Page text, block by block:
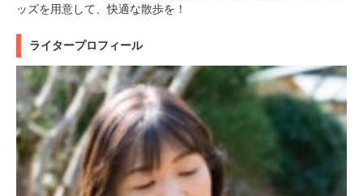
ッズを用意して、快適な散歩を！
ライタープロフィール